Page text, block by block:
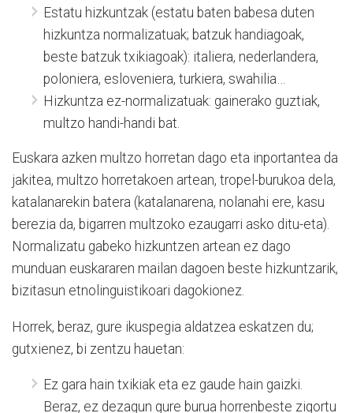
Estatu hizkuntzak (estatu baten babesa duten
hizkuntza normalizatuak; batzuk handiagoak,
beste batzuk txikiagoak): italiera, nederlandera,
poloniera, esloveniera, turkiera, swahilia…
Hizkuntza ez-normalizatuak: gainerako guztiak,
multzo handi-handi bat.
Euskara azken multzo horretan dago eta inportantea da
jakitea, multzo horretakoen artean, tropel-burukoa dela,
katalanarekin batera (katalanarena, nolanahi ere, kasu
berezia da, bigarren multzoko ezaugarri asko ditu-eta).
Normalizatu gabeko hizkuntzen artean ez dago
munduan euskararen mailan dagoen beste hizkuntzarik,
bizitasun etnolinguistikoari dagokionez.
Horrek, beraz, gure ikuspegia aldatzea eskatzen du;
gutxienez, bi zentzu hauetan:
Ez gara hain txikiak eta ez gaude hain gaizki.
Beraz, ez dezagun gure burua horrenbeste zigortu